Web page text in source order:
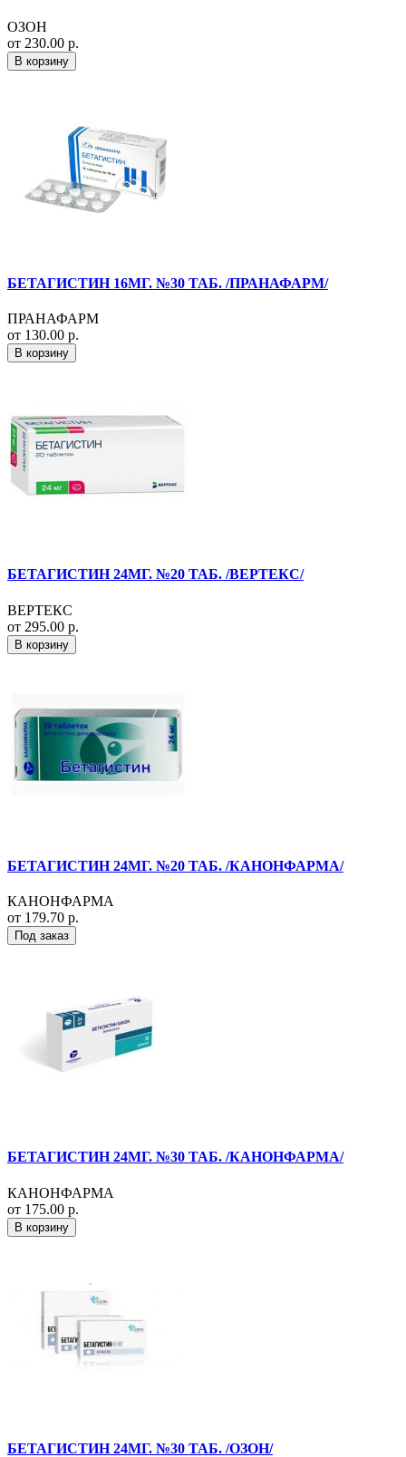
ОЗОН
от 230.00 р.
В корзину
БЕТАГИСТИН 16МГ. №30 ТАБ. /ПРАНАФАРМ/
ПРАНАФАРМ
от 130.00 р.
В корзину
БЕТАГИСТИН 24МГ. №20 ТАБ. /ВЕРТЕКС/
ВЕРТЕКС
от 295.00 р.
В корзину
БЕТАГИСТИН 24МГ. №20 ТАБ. /КАНОНФАРМА/
КАНОНФАРМА
от 179.70 р.
Под заказ
БЕТАГИСТИН 24МГ. №30 ТАБ. /КАНОНФАРМА/
КАНОНФАРМА
от 175.00 р.
В корзину
БЕТАГИСТИН 24МГ. №30 ТАБ. /ОЗОН/